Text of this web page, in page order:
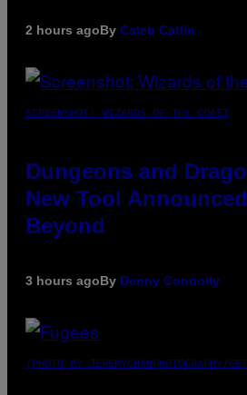
2 hours agoBy Caleb Catlin
SCREENSHOT: WIZARDS OF THE COAST
Dungeons and
New Tool
Beyond
3 hours agoBy Denny Connolly
(PHOTO BY JEREMYCHANPHOTOGRAPHY/